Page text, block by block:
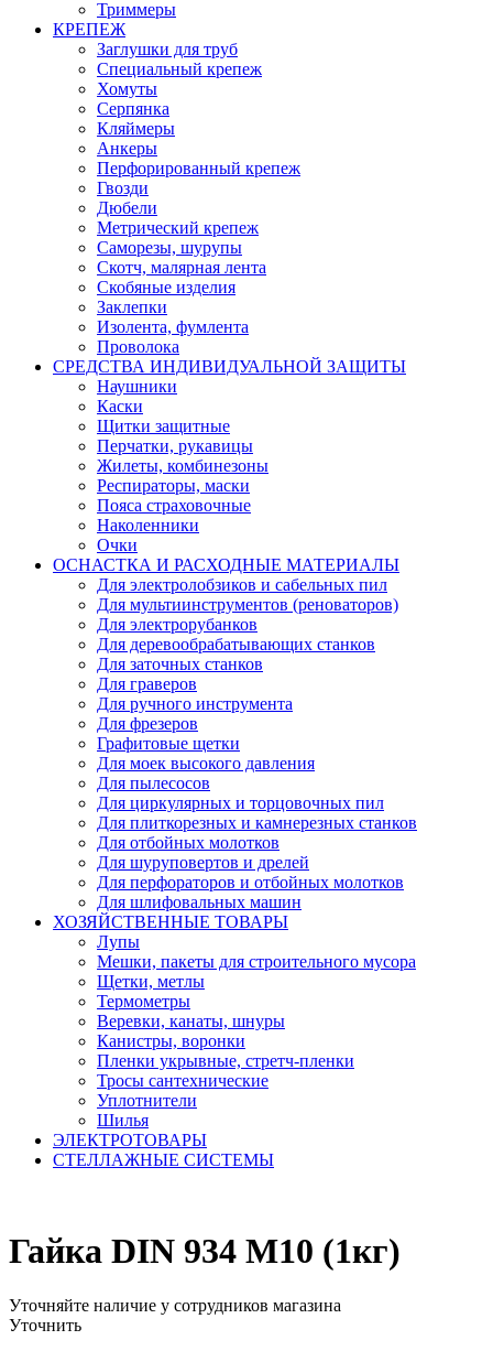
Триммеры
КРЕПЕЖ
Заглушки для труб
Специальный крепеж
Хомуты
Серпянка
Кляймеры
Анкеры
Перфорированный крепеж
Гвозди
Дюбели
Метрический крепеж
Саморезы, шурупы
Скотч, малярная лента
Скобяные изделия
Заклепки
Изолента, фумлента
Проволока
СРЕДСТВА ИНДИВИДУАЛЬНОЙ ЗАЩИТЫ
Наушники
Каски
Щитки защитные
Перчатки, рукавицы
Жилеты, комбинезоны
Респираторы, маски
Пояса страховочные
Наколенники
Очки
ОСНАСТКА И РАСХОДНЫЕ МАТЕРИАЛЫ
Для электролобзиков и сабельных пил
Для мультиинструментов (реноваторов)
Для электрорубанков
Для деревообрабатывающих станков
Для заточных станков
Для граверов
Для ручного инструмента
Для фрезеров
Графитовые щетки
Для моек высокого давления
Для пылесосов
Для циркулярных и торцовочных пил
Для плиткорезных и камнерезных станков
Для отбойных молотков
Для шуруповертов и дрелей
Для перфораторов и отбойных молотков
Для шлифовальных машин
ХОЗЯЙСТВЕННЫЕ ТОВАРЫ
Лупы
Мешки, пакеты для строительного мусора
Щетки, метлы
Термометры
Веревки, канаты, шнуры
Канистры, воронки
Пленки укрывные, стретч-пленки
Тросы сантехнические
Уплотнители
Шилья
ЭЛЕКТРОТОВАРЫ
СТЕЛЛАЖНЫЕ СИСТЕМЫ
Гайка DIN 934 М10 (1кг)
Уточняйте наличие у сотрудников магазина
Уточнить